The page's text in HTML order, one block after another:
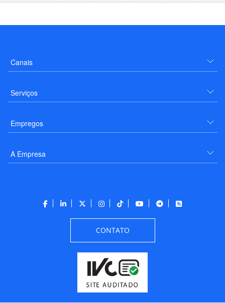
Canais
Serviços
Empregos
A Empresa
CONTATO